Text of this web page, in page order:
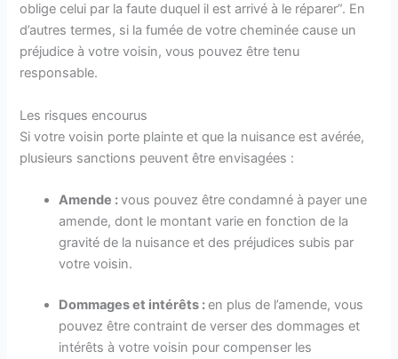
oblige celui par la faute duquel il est arrivé à le réparer”. En
d’autres termes, si la fumée de votre cheminée cause un
préjudice à votre voisin, vous pouvez être tenu
responsable.
Les risques encourus
Si votre voisin porte plainte et que la nuisance est avérée,
plusieurs sanctions peuvent être envisagées :
Amende :vous pouvez être condamné à payer une
amende, dont le montant varie en fonction de la
gravité de la nuisance et des préjudices subis par
votre voisin.
Dommages et intérêts :en plus de l’amende, vous
pouvez être contraint de verser des dommages et
intérêts à votre voisin pour compenser les